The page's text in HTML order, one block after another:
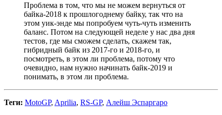
Проблема в том, что мы не можем вернуться от
байка-2018 к прошлогоднему байку, так что на
этом уик-энде мы попробуем чуть-чуть изменить
баланс. Потом на следующей неделе у нас два дня
тестов, где мы сможем сделать, скажем так,
гибридный байк из 2017-го и 2018-го, и
посмотреть, в этом ли проблема, потому что
очевидно, нам нужно начинать байк-2019 и
понимать, в этом ли проблема.
Теги: MotoGP, Aprilia, RS-GP, Алейш Эспаргаро